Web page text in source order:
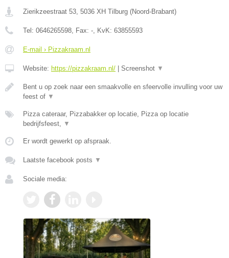
Zierikzeestraat 53, 5036 XH Tilburg (Noord-Brabant)
Tel: 0646265598, Fax: -, KvK: 63855593
E-mail › Pizzakraam.nl
Website: https://pizzakraam.nl/ Screenshot ▼
Bent u op zoek naar een smaakvolle en sfeervolle invulling voor uw
feest of ▼
Pizza cateraar, Pizzabakker op locatie, Pizza op locatie
bedrijfsfeest, ▼
Er wordt gewerkt op afspraak.
Laatste facebook posts ▼
Sociale media: